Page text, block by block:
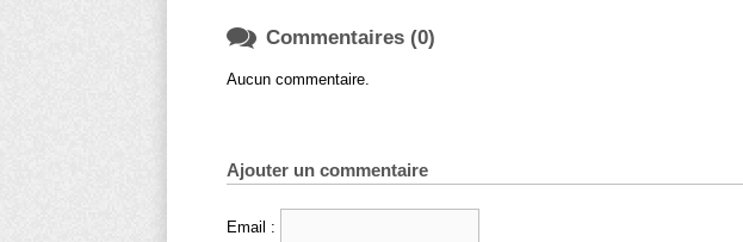
 Commentaires (0)
Aucun commentaire.
Ajouter un commentaire
Email :